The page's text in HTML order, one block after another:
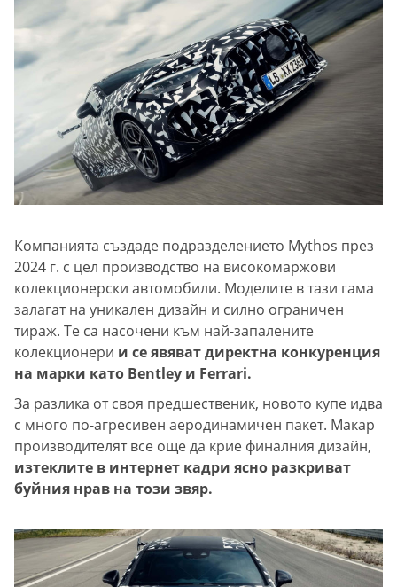
Компанията създаде подразделението Mythos през
2024 г. с цел производство на високомаржови
колекционерски автомобили. Моделите в тази гама
залагат на уникален дизайн и силно ограничен
тираж. Те са насочени към най-запалените
колекционери и се явяват директна конкуренция
на марки като Bentley и Ferrari.
За разлика от своя предшественик, новото купе идва
с много по-агресивен аеродинамичен пакет. Макар
производителят все още да крие финалния дизайн,
изтеклите в интернет кадри ясно разкриват
буйния нрав на този звяр.